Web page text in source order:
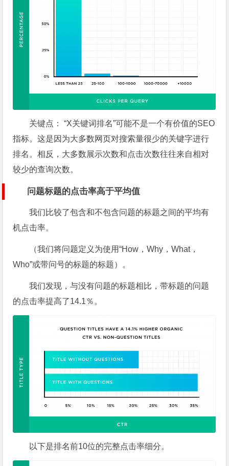
关键点：
“X关键词排名”可能不是一个有价值的SEO
指标。这是因为大多数网页对搜索量很少的关键字进行
排名。相反，大多数展示次数和点击次数往往来自相对
较少的查询次数。
问题标题的点击率高于平均值
我们比较了包含和不包含问题的标题之间的平均有
机点击率。
（我们将问题定义为使用“How，Why，What，
Who”或带问号的标题的标题）。
我们发现，与没有问题的标题相比，带标题的问题
的点击率提高了14.1％。
以下是排名前10位的完整点击率细分。